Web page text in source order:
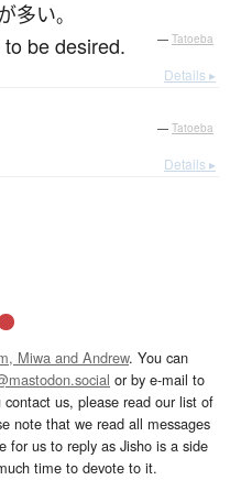
多い。
be desired. — Tatoeba
Details ▸
— Tatoeba
Details ▸
Miwa and Andrew. You can
or by e-mail to
contact us, please read our list of
note that we read all messages
for us to reply as Jisho is a side
time to devote to it.